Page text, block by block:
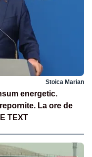
Stoica Marian
energetic.
La ore de
TEXT